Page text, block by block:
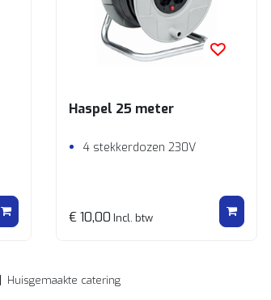
Haspel 25 meter
4 stekkerdozen 230V
€ 10,00 Incl. btw
Huisgemaakte catering